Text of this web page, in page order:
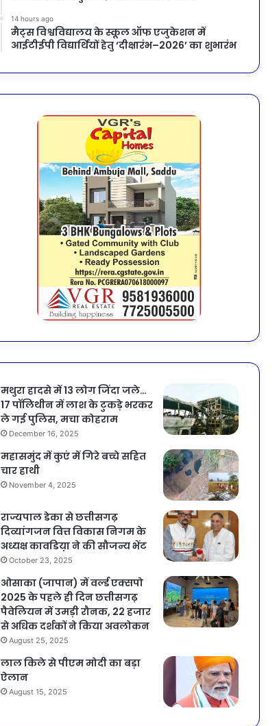
14 hours ago
मैट्स विश्वविद्यालय के स्कूल ऑफ एजुकेशन में
आईटीईपी विद्यार्थियों हेतु ‘दीक्षारंभ–2026’ का शुभारंभ
मथुरा हादसे में 13 लोग जिंदा जले…
17 पॉलिथीन में लाश के टुकड़े भरकर
ले गई पुलिस, मचा कोहराम
December 16, 2025
महासमुंद में कुएं में गिरे बच्चे सहित
चार हाथी
November 4, 2025
राज्यपाल डेका से छत्तीसगढ़
दिव्यांगजन वित्त विकास निगम के
अध्यक्ष कावडिय़ा ने की सौजन्य भेंट
October 23, 2025
ओसाका (जापान) में वर्ल्ड एक्सपो
2025 के पहले ही दिन छत्तीसगढ़
पैवेलियन में उमड़ी रौनक, 22 हजार
से अधिक दर्शकों ने किया अवलोकन
August 25, 2025
लाल किले से पीएम मोदी का बड़ा
ऐलान
August 15, 2025